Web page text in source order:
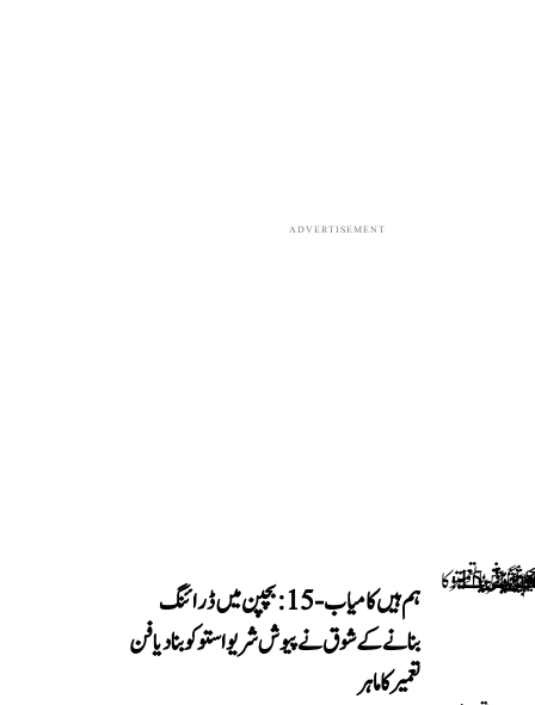
ADVERTISEMENT
ہم ہیں کامیاب-15: بچپن میں ڈرائنگ
بنانے کے شوق نے پیوش شریواستو کو بنا دیا فن
تعمیر کا ماہر